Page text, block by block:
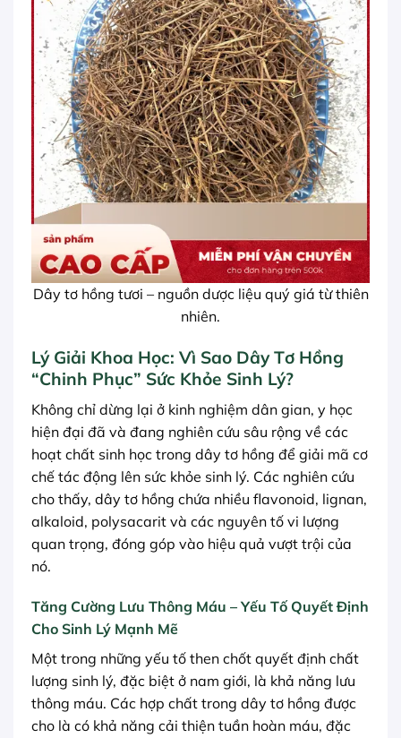
Dây tơ hồng tươi – nguồn dược liệu quý giá từ thiên
nhiên.
Lý Giải Khoa Học: Vì Sao Dây Tơ Hồng
“Chinh Phục” Sức Khỏe Sinh Lý?
Không chỉ dừng lại ở kinh nghiệm dân gian, y học
hiện đại đã và đang nghiên cứu sâu rộng về các
hoạt chất sinh học trong dây tơ hồng để giải mã cơ
chế tác động lên sức khỏe sinh lý. Các nghiên cứu
cho thấy, dây tơ hồng chứa nhiều flavonoid, lignan,
alkaloid, polysacarit và các nguyên tố vi lượng
quan trọng, đóng góp vào hiệu quả vượt trội của
nó.
Tăng Cường Lưu Thông Máu – Yếu Tố Quyết Định
Cho Sinh Lý Mạnh Mẽ
Một trong những yếu tố then chốt quyết định chất
lượng sinh lý, đặc biệt ở nam giới, là khả năng lưu
thông máu. Các hợp chất trong dây tơ hồng được
cho là có khả năng cải thiện tuần hoàn máu, đặc